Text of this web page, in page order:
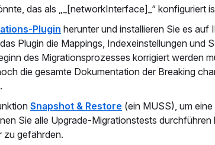
das als „_[networkInterface]_“ konfiguriert
Plugin herunter und installieren Sie es auf
Plugin die Mappings, Indexeinstellungen und
des Migrationsprozesses korrigiert werden
die gesamte Dokumentation der Breaking
Snapshot & Restore (ein MUSS), um
Sie alle Upgrade-Migrationstests
zu gefährden.